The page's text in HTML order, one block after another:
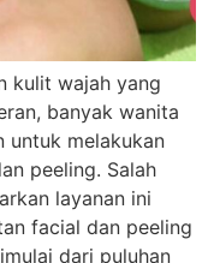
kulit wajah yang
banyak wanita
untuk melakukan
peeling. Salah
layanan ini
facial dan peeling
dari puluhan